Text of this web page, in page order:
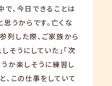
、今日できることは
うからです。亡くな
列した際、ご家族から
そうにしていた」「次
か楽しそうに練習し
、この仕事をしていて